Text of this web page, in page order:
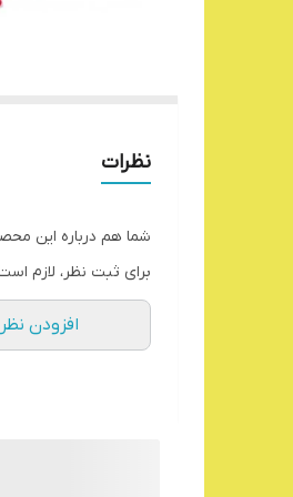
نظرات
شما هم درباره این
برای ثبت نظر، لازم
افزودن نظر